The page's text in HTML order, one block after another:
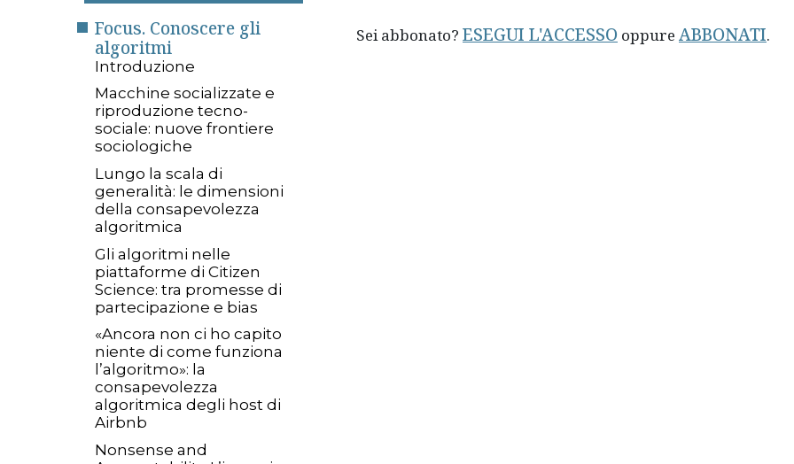
Focus. Conoscere gli
algoritmi
Introduzione
Macchine socializzate e
riproduzione tecno-
sociale: nuove frontiere
sociologiche
Lungo la scala di
generalità: le dimensioni
della consapevolezza
algoritmica
Gli algoritmi nelle
piattaforme di Citizen
Science: tra promesse di
partecipazione e bias
«Ancora non ci ho capito
niente di come funziona
l’algoritmo»: la
consapevolezza
algoritmica degli host di
Airbnb
Nonsense and
Sei abbonato? ESEGUI L'ACCESSO oppure ABBONATI.